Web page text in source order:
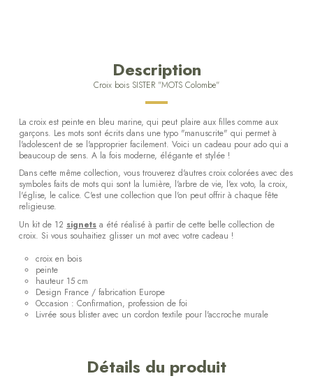
Description
Croix bois SISTER "MOTS Colombe"
La croix est peinte en bleu marine, qui peut plaire aux filles comme aux
garçons. Les mots sont écrits dans une typo "manuscrite" qui permet à
l'adolescent de se l'approprier facilement. Voici un cadeau pour ado qui a
beaucoup de sens. A la fois moderne, élégante et stylée !
Dans cette même collection, vous trouverez d'autres croix colorées avec des
symboles faits de mots qui sont la lumière, l'arbre de vie, l'ex voto, la croix,
l'église, le calice. C'est une collection que l'on peut offrir à chaque fête
religieuse.
Un kit de 12 signets a été réalisé à partir de cette belle collection de
croix. Si vous souhaitiez glisser un mot avec votre cadeau !
croix en bois
peinte
hauteur 15 cm
Design France / fabrication Europe
Occasion : Confirmation, profession de foi
Livrée sous blister avec un cordon textile pour l'accroche murale
Détails du produit